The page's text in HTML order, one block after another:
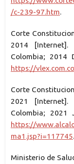
/c-239-97.htm.
Corte
2014 [Internet].
Colombia; 2014
https://
Corte
2021 [Internet].
Colombia; 2021
https://
ma1.jsp?i=117745.
Ministerio de